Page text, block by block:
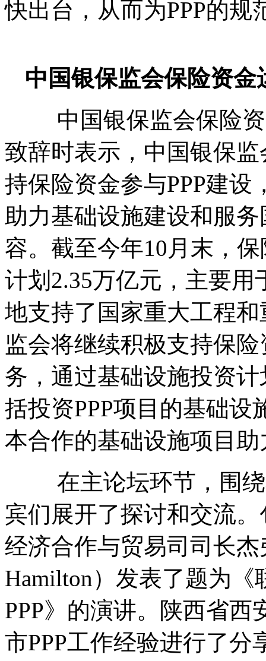
快出台，从而为PPP的规
中国银保监会保险资
中国银保监会保险资
致辞时表示，中国银保
持保险资金参与PPP建
助力基础设施建设和服
容。截至今年10月末，
计划2.35万亿元，主要
地支持了国家重大工程
监会将继续积极支持保
务，通过基础设施投资
括投资PPP项目的基础
本合作的基础设施项目助
在主论坛环节，围绕
宾们展开了探讨和交流
经济合作与贸易司司长杰
Hamilton）发表了题为
PPP》的演讲。陕西省
市PPP工作经验进行了分